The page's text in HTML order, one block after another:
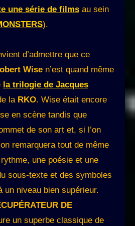
une série de films au sein
).
d’admettre que ce
Wise n’est quand même
la trilogie de Jacques
la RKO. Wise était encore
en scène tandis que
de son art et, si l’on
remarquera tout de même
une poésie et une
sous-texte et des symboles
un niveau bien supérieur.
DE
un superbe classique de